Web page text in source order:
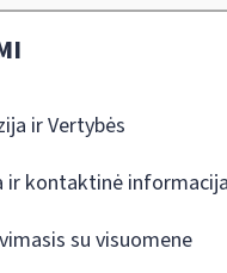
ir Vertybės
ir kontaktinė informacija
su visuomene